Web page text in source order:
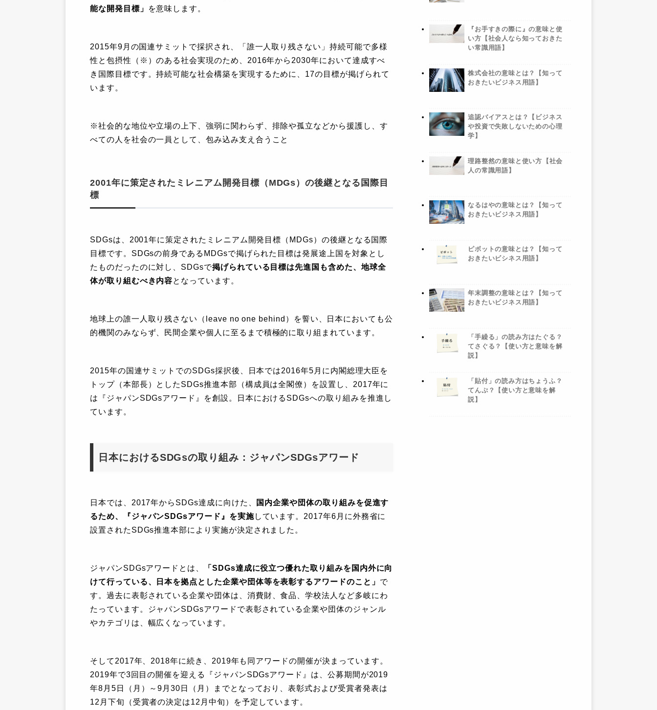
能な開発目標」
を意味します。
2015年9月の国連サミットで採択され、「誰一人取り残さない」持続可能で多様
性と包摂性（※）のある社会実現のため、2016年から2030年において達成すべ
き国際目標です。持続可能な社会構築を実現するために、17の目標が掲げられて
います。
※社会的な地位や立場の上下、強弱に関わらず、排除や孤立などから援護し、す
べての人を社会の一員として、包み込み支え合うこと
2001年に策定されたミレニアム開発目標（MDGs）の後継となる国際目
標
SDGsは、2001年に策定されたミレニアム開発目標（MDGs）の後継となる国際
目標です。SDGsの前身であるMDGsで掲げられた目標は発展途上国を対象とし
たものだったのに対し、SDGsで掲げられている目標は先進国も含めた、地球全
体が取り組むべき内容となっています。
地球上の誰一人取り残さない（leave no one behind）を誓い、日本においても公
的機関のみならず、民間企業や個人に至るまで積極的に取り組まれています。
2015年の国連サミットでのSDGs採択後、日本では2016年5月に内閣総理大臣を
トップ（本部長）としたSDGs推進本部（構成員は全閣僚）を設置し、2017年に
は『ジャパンSDGsアワード』を創設。日本におけるSDGsへの取り組みを推進し
ています。
日本におけるSDGsの取り組み：ジャパンSDGsアワード
日本では、2017年からSDGs達成に向けた、
国内企業や団体の取り組みを促進す
るため、『ジャパンSDGsアワード』を実施しています。2017年6月に外務省に
設置されたSDGs推進本部により実施が決定されました。
ジャパンSDGsアワードとは、
「SDGs達成に役立つ優れた取り組みを国内外に向
けて行っている、日本を拠点とした企業や団体等を表彰するアワードのこと」 で
す。過去に表彰されている企業や団体は、消費財、食品、学校法人など多岐にわ
たっています。ジャパンSDGsアワードで表彰されている企業や団体のジャンル
やカテゴリは、幅広くなっています。
そして2017年、2018年に続き、2019年も同アワードの開催が決まっています。
2019年で3回目の開催を迎える『ジャパンSDGsアワード』は、公募期間が2019
年8月5日（月）～9月30日（月）までとなっており、表彰式および受賞者発表は
12月下旬（受賞者の決定は12月中旬）を予定しています。
『お手すきの際に』の意味と使
い方【社会人なら知っておきた
い常識用語】
株式会社の意味とは？【知って
おきたいビジネス用語】
追認バイアスとは？【ビジネス
や投資で失敗しないための心理
学】
理路整然の意味と使い方【社会
人の常識用語】
なるはやの意味とは？【知って
おきたいビジネス用語】
ピボットの意味とは？【知って
おきたいビシネス用語】
年末調整の意味とは？【知って
おきたいビジネス用語】
「手繰る」の読み方はたぐる？
てさぐる？【使い方と意味を解
説】
「貼付」の読み方はちょうふ？
てんぷ？【使い方と意味を解
説】